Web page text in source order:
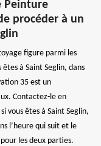
Peinture
procéder à un
figure parmi les
à Saint Seglin, dans
35 est un
Contactez-le en
vous êtes à Saint Seglin,
l’heure qui suit et le
les deux parties.